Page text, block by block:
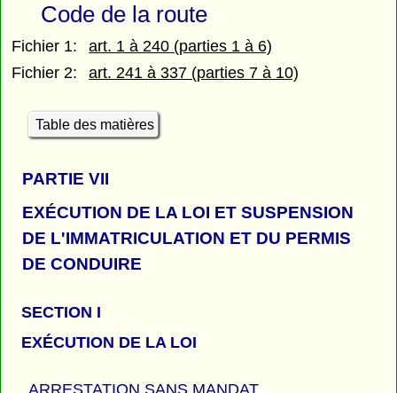
Code de la route
Fichier 1:
art. 1 à 240 (parties 1 à 6)
Fichier 2:
art. 241 à 337 (parties 7 à 10)
Table des matières
PARTIEVII
EXÉCUTION DE LA LOI ET SUSPENSION
DE L'IMMATRICULATION ET DU PERMIS
DE CONDUIRE
SECTION I
EXÉCUTION DE LA LOI
ARRESTATION SANS MANDAT